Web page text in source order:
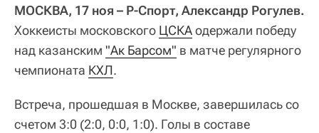
МОСКВА, 17 ноя – Р-Спорт, Александр Рогулев.
Хоккеисты московского ЦСКАодержали победу
над казанским "Ак Барсом" в матче регулярного
чемпионата КХЛ.
Встреча, прошедшая в Москве, завершилась со
счетом 3:0 (2:0, 0:0, 1:0). Голы в составе